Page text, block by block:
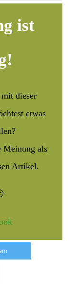
ist
dieser
etwas
Meinung als
Artikel.